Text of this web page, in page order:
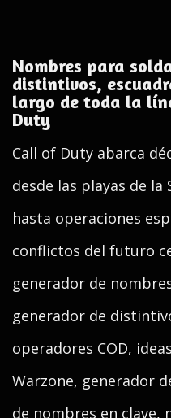
Nombres para
distintivos,
largo de toda la
Duty
Call of Duty abarca
desde las playas de la
hasta operaciones
conflictos del futuro
generador de
generador de
operadores COD,
Warzone, generador
de nombres en clave,